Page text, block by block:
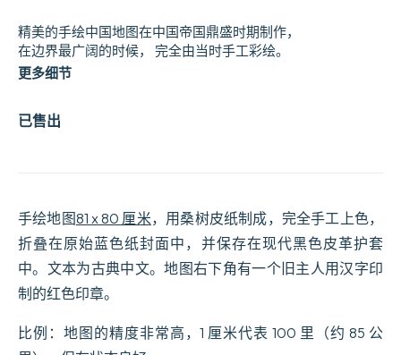
已售出
精美的手绘中国地图在中国帝国鼎盛时期制作，
在边界最广阔的时候， 完全由当时手工彩绘。
更多细节
手绘地图81 x 80 厘米，用桑树皮纸制成，完全手工上色，
折叠在原始蓝色纸封面中，并保存在现代黑色皮革护套
中。文本为古典中文。地图右下角有一个旧主人用汉字印
制的红色印章。
比例：地图的精度非常高，1 厘米代表 100 里（约 85 公